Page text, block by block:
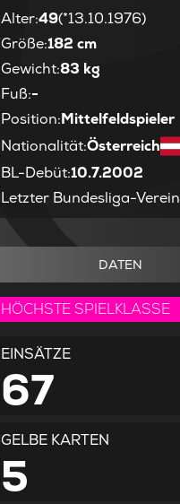
Alter:49(*13.10.1976)
Größe:182 cm
Gewicht:83 kg
Fuß:-
Position:Mittelfeldspieler
Nationalität:Österreich
BL-Debüt:10.7.2002
Letzter Bundesliga-Verein
DATEN
HÖCHSTE SPIELKLASSE
EINSÄTZE
67
GELBE KARTEN
5